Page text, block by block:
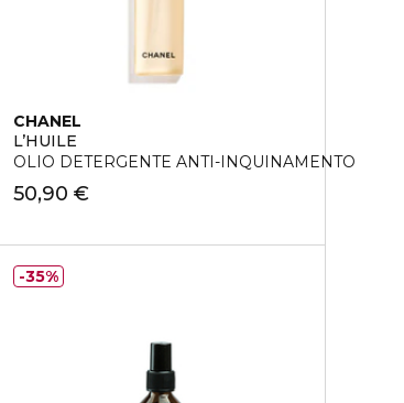
CHANEL
L’HUILE
OLIO DETERGENTE ANTI-INQUINAMENTO
50,90 €
35%